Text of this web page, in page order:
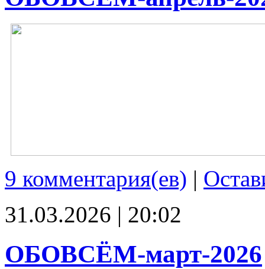
9 комментария(ев) |
31.03.2026 | 20:02
ОБОВСЁМ-март-2026